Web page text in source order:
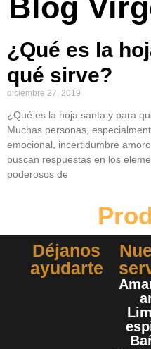
Blog
¿Qué es la
qué sirve?
diciembre 27, 2019
¿Qué es la hoja santa y para
Muchas personas,
emocional, incertidumbre
buscan respuestas en los
poderosos de
Déjanos
ayudarte